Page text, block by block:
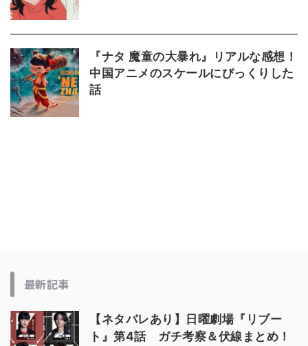
『ナタ 魔童の大暴れ』リアルな感想！
中国アニメのスケールにびっくりした
話
最新記事
【ネタバレあり】日曜劇場『リブー
ト』第4話 ガチ考察＆伏線まとめ！